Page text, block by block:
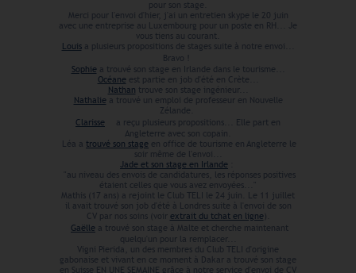
pour son stage.
Merci pour l'envoi d'hier, j'ai un entretien skype le 20 juin
avec une entreprise au Luxembourg pour un poste en RH... Je
vous tiens au courant.
Louisa plusieurs propositions de stages suite à notre envoi...
Bravo !
Sophiea trouvé son stage en Irlande dans le tourisme...
Océaneest partie en job d'été en Crète...
Nathan trouve son stage ingénieur...
Nathaliea trouvé un emploi de professeur en Nouvelle
Zélande.
Clarisse
a reçu plusieurs propositions... Elle part en
Angleterre avec son copain.
Léa a trouvé son stage en office de tourisme en Angleterre le
soir même de l'envoi...
Jade et son stage en Irlande
"au niveau des envois de candidatures, les réponses positives
étaient celles que vous avez envoyées..."
Mathis (17 ans) a rejoint le Club TELI le 24 juin. Le 11 juillet
il avait trouvé son job d'été à Londres suite à l'envoi de son
CV par nos soins (voir extrait du tchat en ligne).
Gaëlle a trouvé son stage à Malte et cherche maintenant
quelqu'un pour la remplacer...
Vigni Pierida, un des membres du Club TELI d'origine
gabonaise et vivant en ce moment à Dakar a trouvé son stage
en Suisse EN UNE SEMAINE grâce à notre service d'envoi de CV